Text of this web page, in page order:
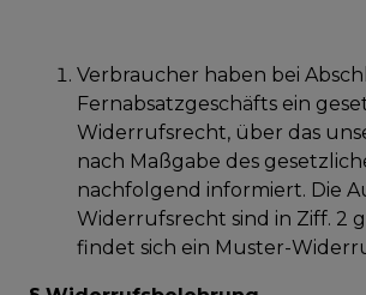
Verbraucher haben bei
Fernabsatzgeschäfts ein
Widerrufsrecht, über das
nach Maßgabe des
nachfolgend informiert. Die
Widerrufsrecht sind in Ziff. 2
findet sich ein Muster-